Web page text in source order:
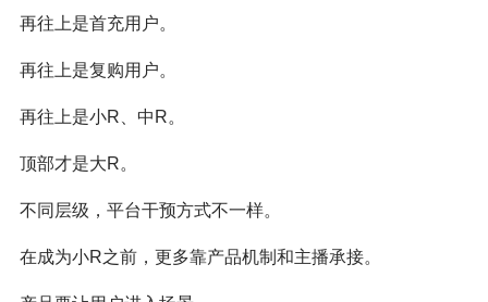
再往上是首充用户。
再往上是复购用户。
再往上是小R、中R。
顶部才是大R。
不同层级，平台干预方式不一样。
在成为小R之前，更多靠产品机制和主播承接。